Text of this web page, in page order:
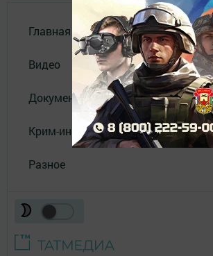
Главная
Видео
Документы
Крим-инфо
Разное